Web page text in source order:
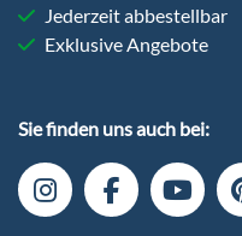
Sie finden uns auch bei:
Jederzeit abbestellbar
Exklusive Angebote